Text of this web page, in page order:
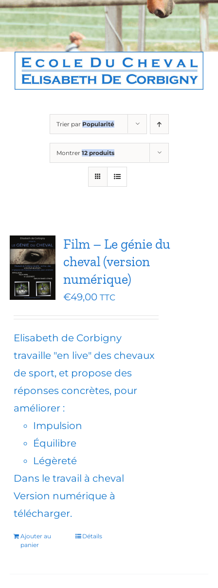
Boutique
Contact
Panier
Trier par Popularité
Montrer 12 produits
Film – Le génie du
cheval (version
numérique)
€49,00 TTC
Elisabeth de Corbigny
travaille "en live" des chevaux
de sport, et propose des
réponses concrètes, pour
améliorer :
Impulsion
Équilibre
Légèreté
Dans le travail à cheval
Version numérique à
télécharger.
Ajouter au
panier
Détails